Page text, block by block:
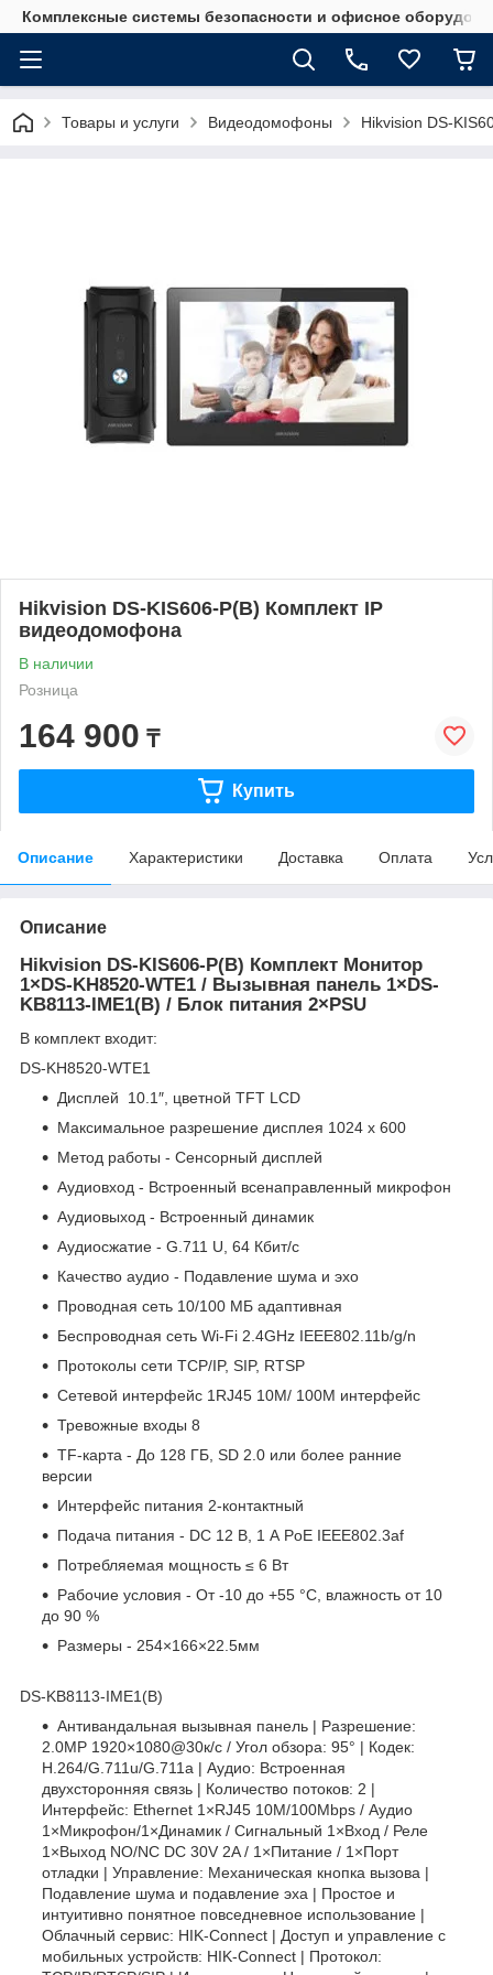
Комплексные системы безопасности и офисное
Товары и услуги Видеодомофоны Hikvision DS-
Hikvision DS-KIS606-P(B) Комплект IP
видеодомофона
В наличии
Розница
164 900 ₸
Купить
Описание Характеристики Доставка Оплата
Описание
Hikvision DS-KIS606-P(B) Комплект Монитор
1×DS-KH8520-WTE1 / Вызывная панель 1×DS-
KB8113-IME1(B) / Блок питания 2×PSU
В комплект входит:
DS-KH8520-WTE1
Дисплей 10.1″, цветной TFT LCD
Максимальное разрешение дисплея 1024 x 600
Метод работы - Сенсорный дисплей
Аудиовход - Встроенный всенаправленный микрофон
Аудиовыход - Встроенный динамик
Аудиосжатие - G.711 U, 64 Кбит/с
Качество аудио - Подавление шума и эхо
Проводная сеть 10/100 МБ адаптивная
Беспроводная сеть Wi-Fi 2.4GHz IEEE802.11b/g/n
Протоколы сети TCP/IP, SIP, RTSP
Сетевой интерфейс 1RJ45 10M/ 100M интерфейс
Тревожные входы 8
TF-карта - До 128 ГБ, SD 2.0 или более ранние
версии
Интерфейс питания 2-контактный
Подача питания - DC 12 В, 1 А PoE IEEE802.3af
Потребляемая мощность ≤ 6 Вт
Рабочие условия - От -10 до +55 °C, влажность от 10
до 90 %
Размеры - 254×166×22.5мм
DS-KB8113-IME1(B)
Антивандальная вызывная панель | Разрешение:
2.0МР 1920×1080@30к/с / Угол обзора: 95° | Кодек:
H.264/G.711u/G.711a | Аудио: Встроенная
двухсторонняя связь | Количество потоков: 2 |
Интерфейс: Ethernet 1×RJ45 10M/100Mbps / Аудио
1×Микрофон/1×Динамик / Сигнальный 1×Вход / Реле
1×Выход NO/NC DC 30V 2A / 1×Питание / 1×Порт
отладки | Управление: Механическая кнопка вызова |
Подавление шума и подавление эха | Простое и
интуитивно понятное повседневное использование |
Облачный сервис: HIK-Connect | Доступ и управление с
мобильных устройств: HIK-Connect | Протокол: